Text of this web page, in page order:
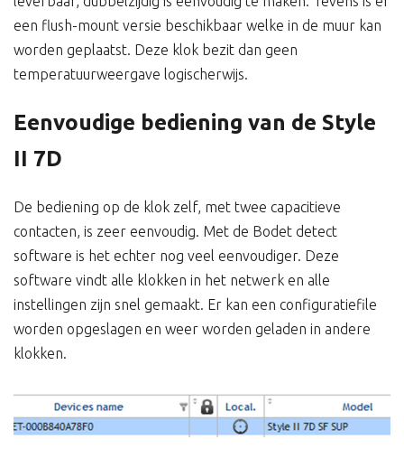
een flush-mount versie beschikbaar welke in de muur kan
worden geplaatst. Deze klok bezit dan geen
temperatuurweergave logischerwijs.
Eenvoudige bediening van de Style
II 7D
De bediening op de klok zelf, met twee capacitieve
contacten, is zeer eenvoudig. Met de Bodet detect
software is het echter nog veel eenvoudiger. Deze
software vindt alle klokken in het netwerk en alle
instellingen zijn snel gemaakt. Er kan een configuratiefile
worden opgeslagen en weer worden geladen in andere
klokken.